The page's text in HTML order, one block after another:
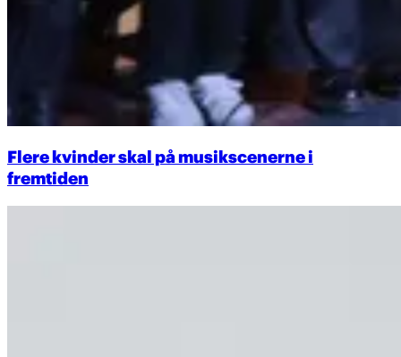
Flere kvinder skal på musikscenerne i
fremtiden